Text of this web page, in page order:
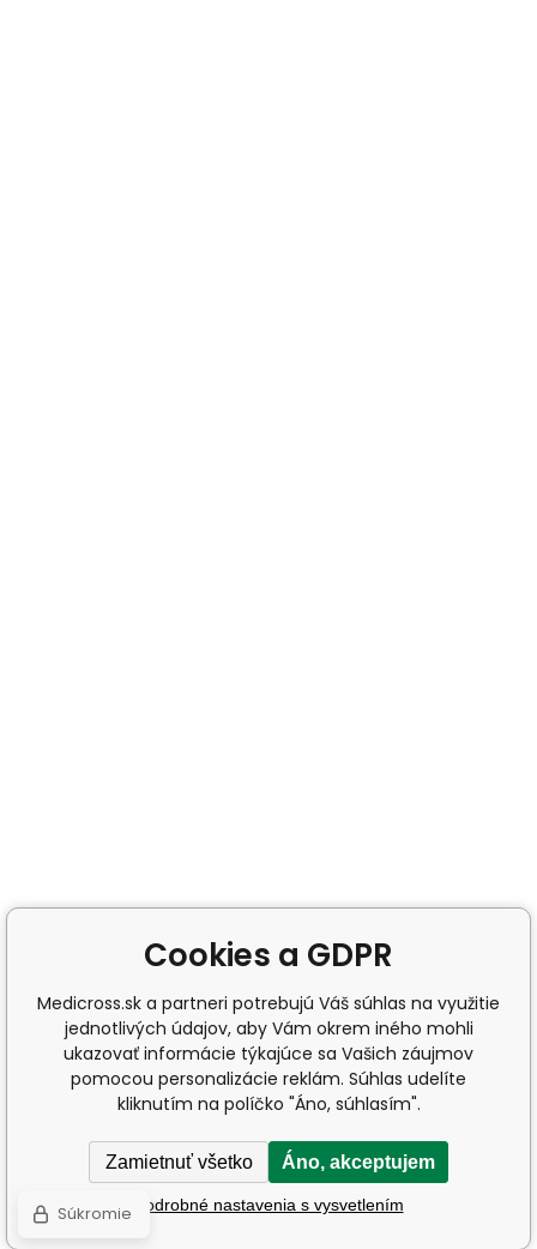
Cookies a GDPR
Medicross.sk a partneri potrebujú Váš súhlas na využitie
jednotlivých údajov, aby Vám okrem iného mohli
ukazovať informácie týkajúce sa Vašich záujmov
pomocou personalizácie reklám. Súhlas udelíte
kliknutím na políčko "Áno, súhlasím".
Zamietnuť všetko Áno, akceptujem
Podrobné nastavenia s vysvetlením
Súkromie